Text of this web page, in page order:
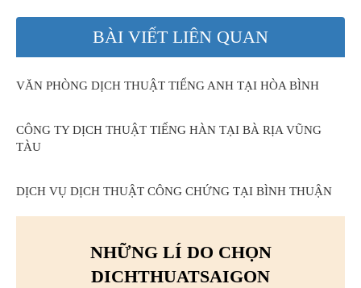
BÀI VIẾT LIÊN QUAN
VĂN PHÒNG DỊCH THUẬT TIẾNG ANH TẠI HÒA BÌNH
CÔNG TY DỊCH THUẬT TIẾNG HÀN TẠI BÀ RỊA VŨNG
TÀU
DỊCH VỤ DỊCH THUẬT CÔNG CHỨNG TẠI BÌNH THUẬN
NHỮNG LÍ DO CHỌN
DICHTHUATSAIGON